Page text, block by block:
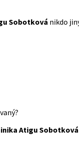
Sobotková nikdo
Atigu Sobotková